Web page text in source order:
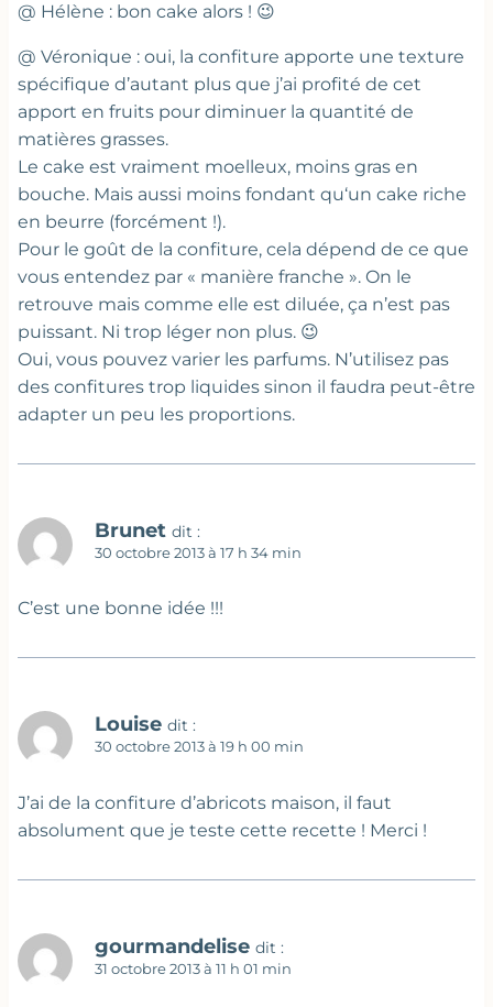
@ Hélène : bon cake alors ! 😉
@ Véronique : oui, la confiture apporte une texture
spécifique d’autant plus que j’ai profité de cet
apport en fruits pour diminuer la quantité de
matières grasses.
Le cake est vraiment moelleux, moins gras en
bouche. Mais aussi moins fondant qu‘un cake riche
en beurre (forcément !).
Pour le goût de la confiture, cela dépend de ce que
vous entendez par « manière franche ». On le
retrouve mais comme elle est diluée, ça n’est pas
puissant. Ni trop léger non plus. 😉
Oui, vous pouvez varier les parfums. N’utilisez pas
des confitures trop liquides sinon il faudra peut-être
adapter un peu les proportions.
Brunet dit :
30 octobre 2013 à 17 h 34 min
C’est une bonne idée !!!
Louise dit :
30 octobre 2013 à 19 h 00 min
J’ai de la confiture d’abricots maison, il faut
absolument que je teste cette recette ! Merci !
gourmandelise dit :
31 octobre 2013 à 11 h 01 min